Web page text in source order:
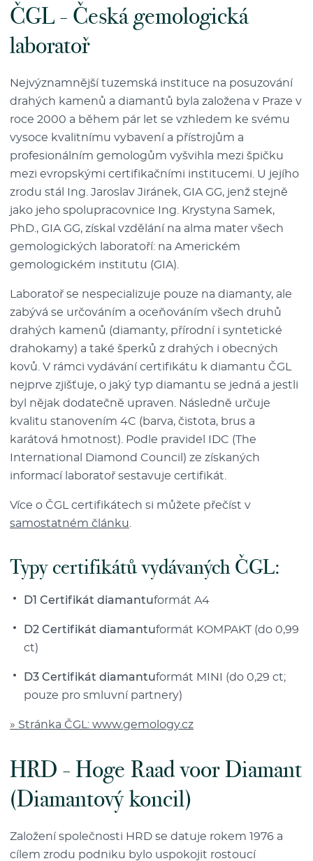
ČGL - Česká gemologická
laboratoř
Nejvýznamnější tuzemská instituce na posuzování
drahých kamenů a diamantů byla založena v Praze v
roce 2000 a během pár let se vzhledem ke svému
vysoce kvalitnímu vybavení a přístrojům a
profesionálním gemologům vyšvihla mezi špičku
mezi evropskými certifikačními institucemi. U jejího
zrodu stál Ing. Jaroslav Jiránek, GIA GG, jenž stejně
jako jeho spolupracovnice Ing. Krystyna Samek,
PhD., GIA GG, získal vzdělání na alma mater všech
gemologických laboratoří: na Americkém
gemologickém institutu (GIA).
Laboratoř se nespecializuje pouze na diamanty, ale
zabývá se určováním a oceňováním všech druhů
drahých kamenů (diamanty, přírodní i syntetické
drahokamy) a také šperků z drahých i obecných
kovů. V rámci vydávání certifikátu k diamantu ČGL
nejprve zjišťuje, o jaký typ diamantu se jedná a jestli
byl nějak dodatečně upraven. Následně určuje
kvalitu stanovením 4C (barva, čistota, brus a
karátová hmotnost). Podle pravidel IDC (The
International Diamond Council) ze získaných
informací laboratoř sestavuje certifikát.
Více o ČGL certifikátech si můžete přečíst v
samostatném článku
Typy certifikátů vydávaných ČGL:
D1 Certifikát diamantuformát A4
D2 Certifikát diamantuformát KOMPAKT (do 0,99
ct)
D3 Certifikát diamantuformát MINI (do 0,29 ct;
pouze pro smluvní partnery)
» Stránka ČGL: www.gemology.cz
HRD - Hoge Raad voor Diamant
(Diamantový koncil)
Založení společnosti HRD se datuje rokem 1976 a
cílem zrodu podniku bylo uspokojit rostoucí